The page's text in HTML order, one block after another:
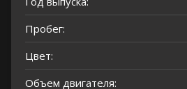
Пробег:
Цвет:
Объем двигателя: